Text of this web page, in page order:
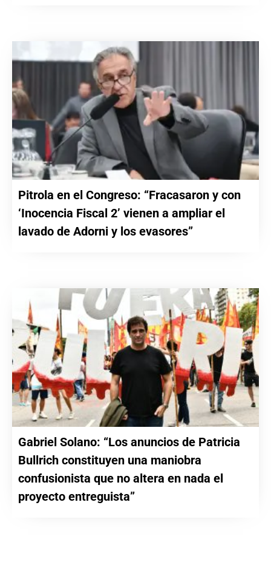
Pitrola en el Congreso: “Fracasaron y con
‘Inocencia Fiscal 2’ vienen a ampliar el
lavado de Adorni y los evasores”
Gabriel Solano: “Los anuncios de Patricia
Bullrich constituyen una maniobra
confusionista que no altera en nada el
proyecto entreguista”